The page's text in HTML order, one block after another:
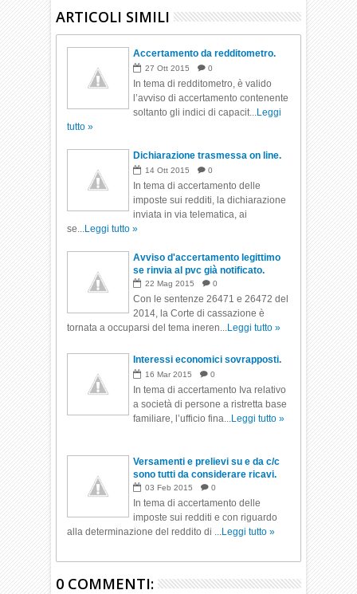
ARTICOLI SIMILI
Accertamento da redditometro.
27 Ott 2015 0
In tema di redditometro, è valido
l’avviso di accertamento contenente
soltanto gli indici di capacit...Leggi
tutto »
Dichiarazione trasmessa on line.
14 Ott 2015 0
In tema di accertamento delle
imposte sui redditi, la dichiarazione
inviata in via telematica, ai
se...Leggi tutto »
Avviso d'accertamento legittimo
se rinvia al pvc già notificato.
22 Mag 2015 0
Con le sentenze 26471 e 26472 del
2014, la Corte di cassazione è
tornata a occuparsi del tema ineren...Leggi tutto »
Interessi economici sovrapposti.
16 Mar 2015 0
In tema di accertamento Iva relativo
a società di persone a ristretta base
familiare, l’ufficio fina...Leggi tutto »
Versamenti e prelievi su e da c/c
sono tutti da considerare ricavi.
03 Feb 2015 0
In tema di accertamento delle
imposte sui redditi e con riguardo
alla determinazione del reddito di ...Leggi tutto »
0 COMMENTI: